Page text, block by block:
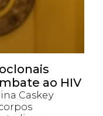
ao HIV
Caskey